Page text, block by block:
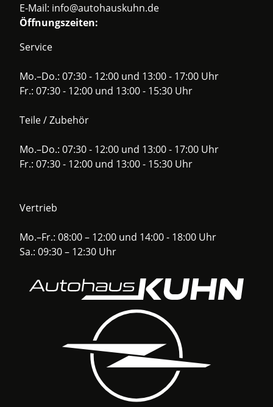
E-Mail: info@autohauskuhn.de
Öffnungszeiten:
Service
Mo.–Do.: 07:30 - 12:00 und 13:00 - 17:00 Uhr
Fr.: 07:30 - 12:00 und 13:00 - 15:30 Uhr
Teile / Zubehör
Mo.–Do.: 07:30 - 12:00 und 13:00 - 17:00 Uhr
Fr.: 07:30 - 12:00 und 13:00 - 15:30 Uhr
Vertrieb
Mo.–Fr.: 08:00 – 12:00 und 14:00 - 18:00 Uhr
Sa.: 09:30 – 12:30 Uhr